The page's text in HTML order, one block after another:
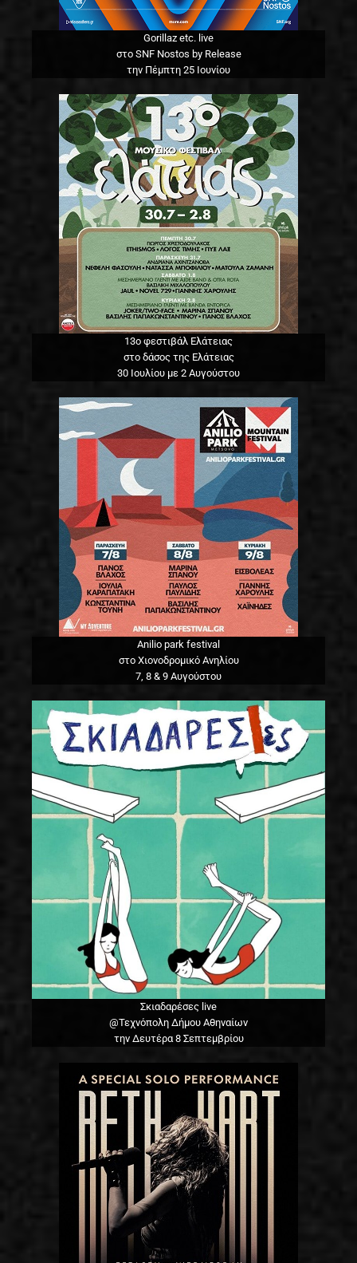
Gorillaz etc. live
στο SNF Nostos by Release
την Πέμπτη 25 Ιουνίου
13o φεστιβάλ Ελάτειας
στο δάσος της Ελάτειας
30 Ιουλίου με 2 Αυγούστου
Anilio park festival
στο Χιονοδρομικό Ανηλίου
7, 8 & 9 Αυγούστου
Σκιαδαρέσες live
@Τεχνόπολη Δήμου Αθηναίων
την Δευτέρα 8 Σεπτεμβρίου